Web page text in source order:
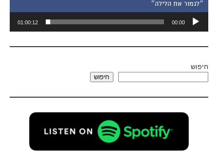
״לגמור את הלילה״
אודיו
00:00
01:00:12
חיפוש
חיפוש